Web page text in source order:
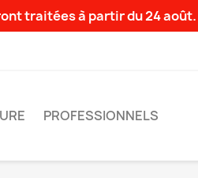
traitées à partir du 24
PROFESSIONNELS